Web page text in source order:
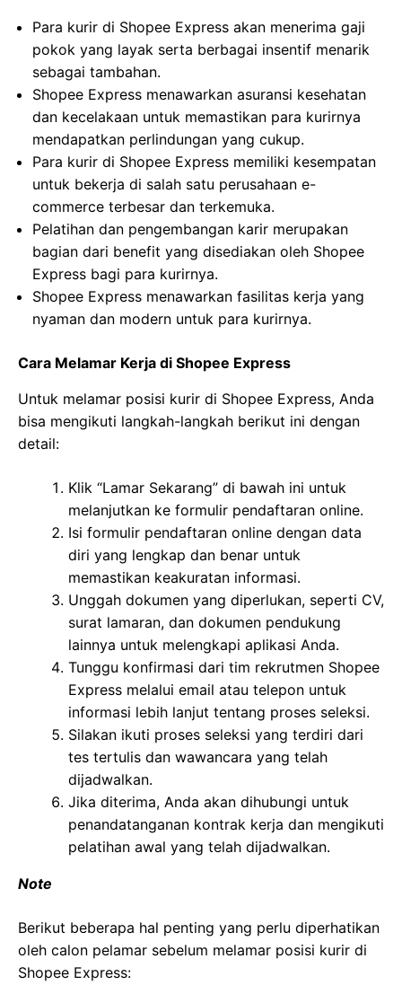
Para kurir di Shopee Express akan menerima gaji
pokok yang layak serta berbagai insentif menarik
sebagai tambahan.
Shopee Express menawarkan asuransi kesehatan
dan kecelakaan untuk memastikan para kurirnya
mendapatkan perlindungan yang cukup.
Para kurir di Shopee Express memiliki kesempatan
untuk bekerja di salah satu perusahaan e-
commerce terbesar dan terkemuka.
Pelatihan dan pengembangan karir merupakan
bagian dari benefit yang disediakan oleh Shopee
Express bagi para kurirnya.
Shopee Express menawarkan fasilitas kerja yang
nyaman dan modern untuk para kurirnya.
Cara Melamar Kerja di Shopee Express
Untuk melamar posisi kurir di Shopee Express, Anda
bisa mengikuti langkah-langkah berikut ini dengan
detail:
Klik “Lamar Sekarang” di bawah ini untuk
melanjutkan ke formulir pendaftaran online.
Isi formulir pendaftaran online dengan data
diri yang lengkap dan benar untuk
memastikan keakuratan informasi.
Unggah dokumen yang diperlukan, seperti CV,
surat lamaran, dan dokumen pendukung
lainnya untuk melengkapi aplikasi Anda.
Tunggu konfirmasi dari tim rekrutmen Shopee
Express melalui email atau telepon untuk
informasi lebih lanjut tentang proses seleksi.
Silakan ikuti proses seleksi yang terdiri dari
tes tertulis dan wawancara yang telah
dijadwalkan.
Jika diterima, Anda akan dihubungi untuk
penandatanganan kontrak kerja dan mengikuti
pelatihan awal yang telah dijadwalkan.
Note
Berikut beberapa hal penting yang perlu diperhatikan
oleh calon pelamar sebelum melamar posisi kurir di
Shopee Express: